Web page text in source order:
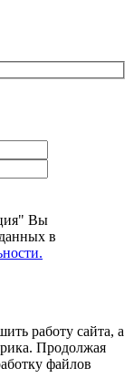
Вы
в
работу сайта, а
Продолжая
файлов